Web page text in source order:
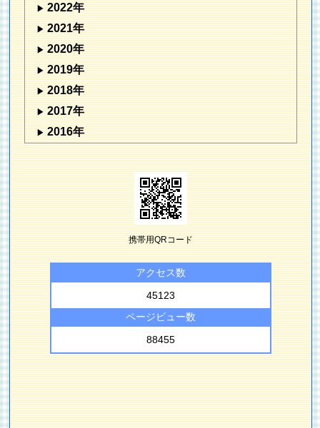
2022年
2021年
2020年
2019年
2018年
2017年
2016年
携帯用QRコード
アクセス数
45123
ページビュー数
88455